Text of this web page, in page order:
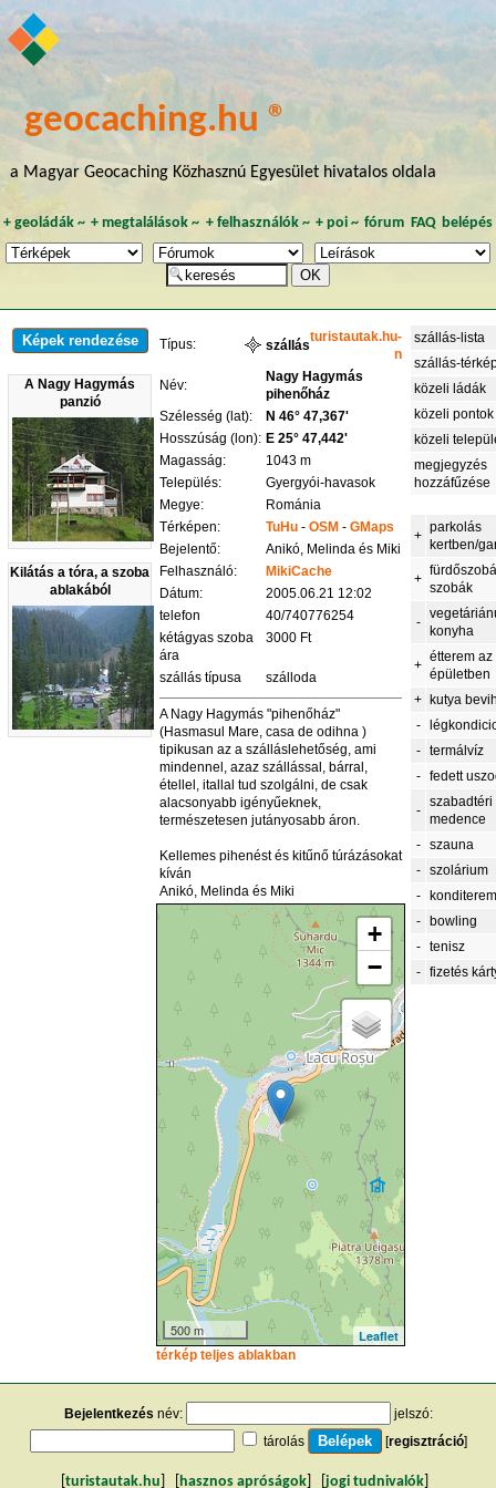
geocaching.hu ®
a Magyar Geocaching Közhasznú Egyesület hivatalos oldala
+ geoládák~ +megtalálások ~ + felhasználók~ + poi~ fórum FAQ belépés
Képek rendezése
A Nagy Hagymás
panzió
Kilátás a tóra, a szoba
ablakából
Típus: szállás
turistautak.hu-
n
Név:
Nagy Hagymás
pihenőház
Szélesség (lat):
N 46° 47,367'
Hosszúság (lon): E 25° 47,442'
Magasság:
1043 m
Település:
Gyergyói-havasok
Megye:
Románia
Térképen:
TuHu -OSM -GMaps
Bejelentő:
Anikó, Melinda és Miki
Felhasználó:
MikiCache
Dátum:
2005.06.21 12:02
telefon
40/740776254
kétágyas szoba
ára
3000 Ft
szállás típusa szálloda
A Nagy Hagymás "pihenőház"
(Hasmasul Mare, casa de odihna )
tipikusan az a szálláslehetőség, ami
mindennel, azaz szállással, bárral,
étellel, itallal tud szolgálni, de csak
alacsonyabb igényűeknek,
természetesen jutányosabb áron.
Kellemes pihenést és kitűnő túrázásokat
kíván
Anikó, Melinda és Miki
+
−
500 m Leaflet
térkép teljes ablakban
szállás-lista
szállás-
közeli ládák
közeli pontok
közeli
megjegyzés
hozzáfűzése
+
parkolás
kertben/
+
szobák
-
konyha
+
étterem az
épületben
+ kutya
-
-
termálvíz
-
fedett
-
szabadtéri
medence
-
szauna
-
szolárium
-
-
bowling
-
tenisz
-
fizetés
Bejelentkezés név:
jelszó:
tárolás
[regisztráció]
turistautak.hu hasznos apróságok jogi tudnivalók